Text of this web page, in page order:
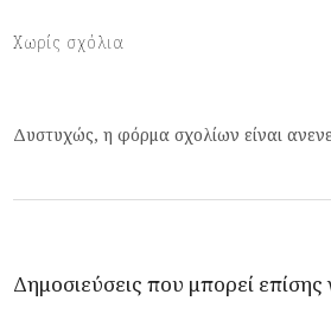
Χωρίς σχόλια
Δυστυχώς, η φόρμα σχολίων είναι
Δημοσιεύσεις που μπορεί